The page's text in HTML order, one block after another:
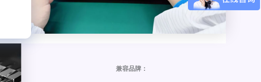
兼容品牌：